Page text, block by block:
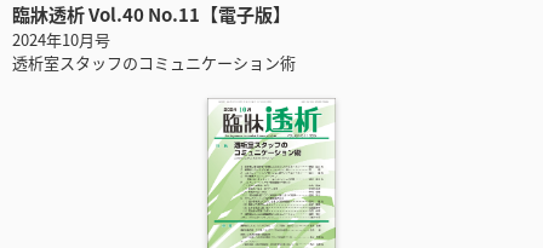
臨牀透析 Vol.40 No.11【電子版】
2024年10月号
透析室スタッフのコミュニケーション術